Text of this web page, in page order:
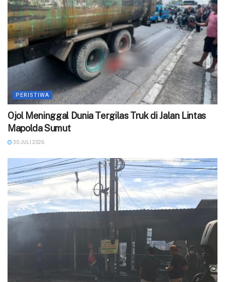
PERISTIWA
Ojol Meninggal Dunia Tergilas Truk di Jalan Lintas
Mapolda Sumut
30 JULI 2026